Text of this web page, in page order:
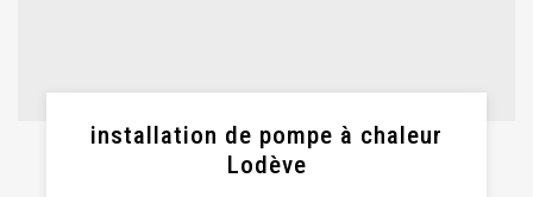
installation de pompe à chaleur
Lodève